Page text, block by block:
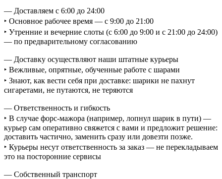
— Доставляем с 6:00 до 24:00
‣ Основное рабочее время — с 9:00 до 21:00
‣ Утренние и вечерние слоты (с 6:00 до 9:00 и с 21:00 до 24:00)
— по предварительному согласованию
— Доставку осуществляют наши штатные курьеры
‣ Вежливые, опрятные, обученные работе с шарами
‣ Знают, как вести себя при доставке: шарики не пахнут
сигаретами, не путаются, не теряются
— Ответственность и гибкость
‣ В случае форс-мажора (например, лопнул шарик в пути) —
курьер сам оперативно свяжется с вами и предложит решение:
доставить частично, заменить сразу или довезти позже.
‣ Курьеры несут ответственность за заказ — не перекладываем
это на посторонние сервисы
— Собственный транспорт